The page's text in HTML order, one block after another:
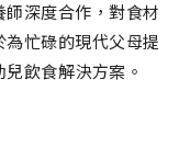
深度合作，對食材
忙碌的現代父母提
飲食解決方案。